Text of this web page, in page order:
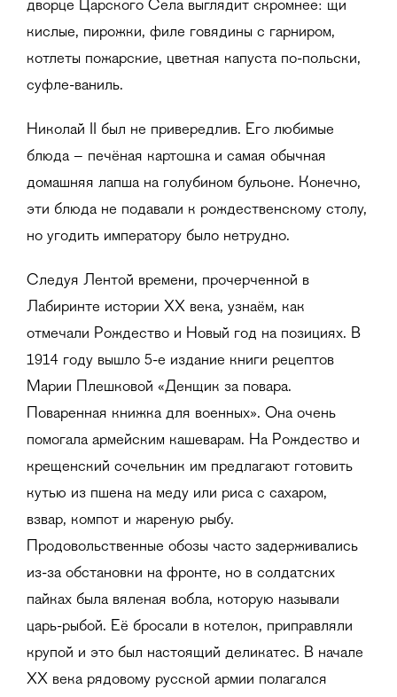
дворце Царского Села выглядит скромнее: щи
кислые, пирожки, филе говядины с гарниром,
котлеты пожарские, цветная капуста по-польски,
суфле-ваниль.
Николай II был не привередлив. Его любимые
блюда – печёная картошка и самая обычная
домашняя лапша на голубином бульоне. Конечно,
эти блюда не подавали к рождественскому столу,
но угодить императору было нетрудно.
Следуя Лентой времени, прочерченной в
Лабиринте истории ХХ века, узнаём, как
отмечали Рождество и Новый год на позициях. В
1914 году вышло 5-е издание книги рецептов
Марии Плешковой «Денщик за повара.
Поваренная книжка для военных». Она очень
помогала армейским кашеварам. На Рождество и
крещенский сочельник им предлагают готовить
кутью из пшена на меду или риса с сахаром,
взвар, компот и жареную рыбу.
Продовольственные обозы часто задерживались
из-за обстановки на фронте, но в солдатских
пайках была вяленая вобла, которую называли
царь-рыбой. Её бросали в котелок, приправляли
крупой и это был настоящий деликатес. В начале
ХХ века рядовому русской армии полагался